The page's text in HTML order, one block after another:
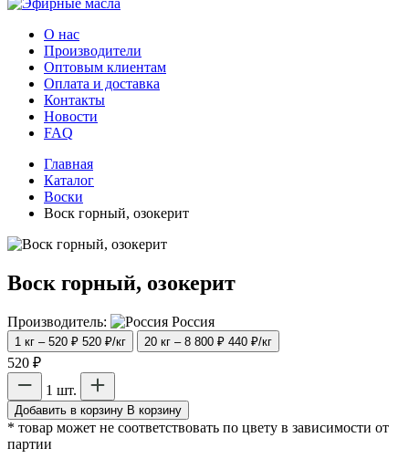
О нас
Производители
Оптовым клиентам
Оплата и доставка
Контакты
Новости
FAQ
Главная
Каталог
Воски
Воск горный, озокерит
Воск горный, озокерит
Производитель: Россия
1 кг – 520 ₽ 520 ₽/кг 20 кг – 8 800 ₽ 440 ₽/кг
520 ₽
1 шт.
Добавить в корзину В корзину
* товар может не соответствовать по цвету в зависимости от
партии